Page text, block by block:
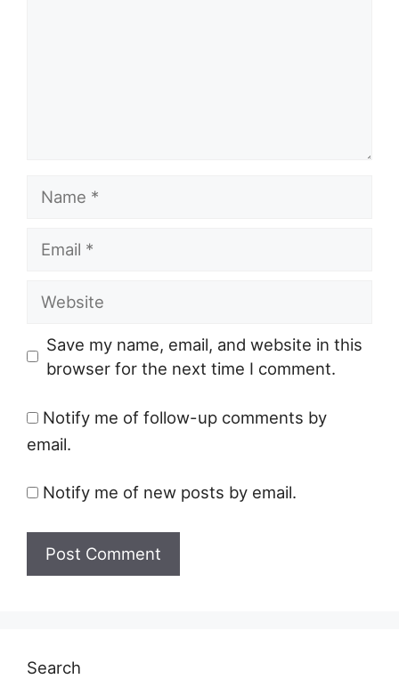
Name
Email
Website
Save my name, email, and website in this
browser for the next time I comment.
Notify me of follow-up comments by
email.
Notify me of new posts by email.
Search